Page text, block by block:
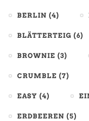
BERLIN (4)
BLÄTTERTEIG (6)
BROWNIE (3)
CRUMBLE (7)
EASY (4)
ERDBEEREN (5)